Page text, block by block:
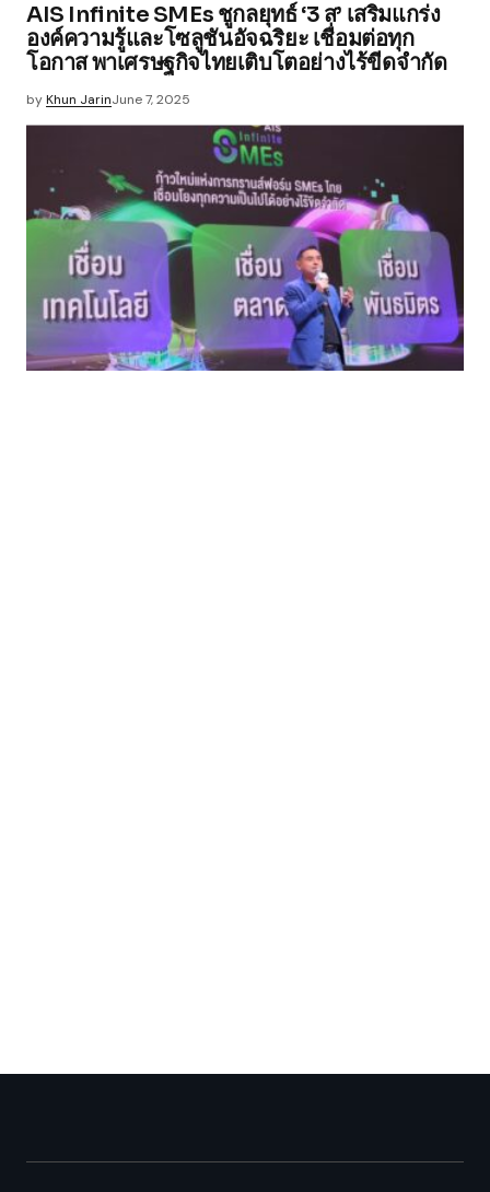
AIS Infinite SMEs ชูกลยุทธ์ ‘3 ส’ เสริมแกร่ง
องค์ความรู้และโซลูชันอัจฉริยะ เชื่อมต่อทุก
โอกาส พาเศรษฐกิจไทยเติบโตอย่างไร้ขีดจำกัด
byKhun JarinJune 7, 2025